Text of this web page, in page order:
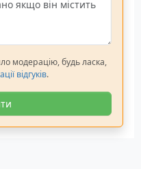
модерацію, будь ласка,
відгуків.